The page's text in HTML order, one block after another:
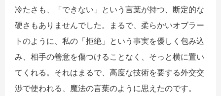
冷たさも、「できない」という言葉が持つ、断定的な
硬さもありませんでした。まるで、柔らかいオブラー
トのように、私の「拒絶」という事実を優しく包み込
み、相手の善意を傷つけることなく、そっと横に置い
てくれる。それはまるで、高度な技術を要する外交交
渉で使われる、魔法の言葉のように思えたのです。